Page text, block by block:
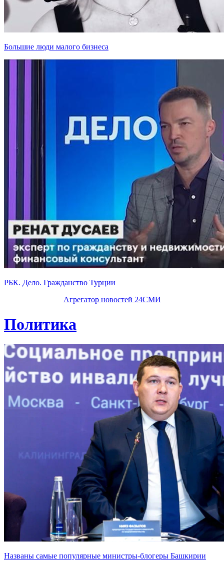
Большие люди малого бизнеса
РБК. Дело. Гражданство Турции
Агрегатор новостей 24СМИ
Политика
Названы самые популярные министры-блогеры Башкирии